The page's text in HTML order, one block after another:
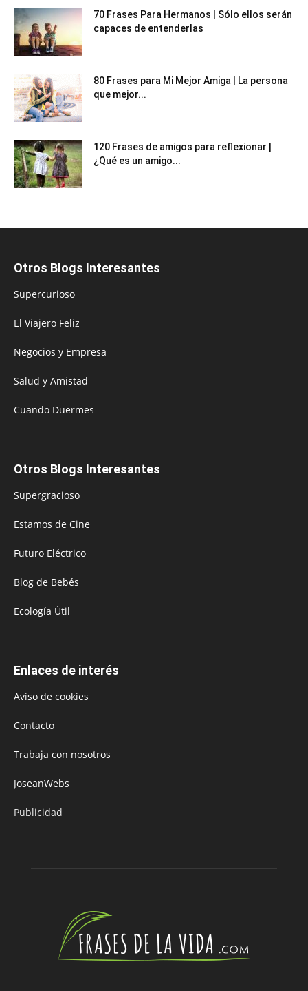
70 Frases Para Hermanos | Sólo ellos serán
capaces de entenderlas
80 Frases para Mi Mejor Amiga | La persona
que mejor...
120 Frases de amigos para reflexionar |
¿Qué es un amigo...
Otros Blogs Interesantes
Supercurioso
El Viajero Feliz
Negocios y Empresa
Salud y Amistad
Cuando Duermes
Otros Blogs Interesantes
Supergracioso
Estamos de Cine
Futuro Eléctrico
Blog de Bebés
Ecología Útil
Enlaces de interés
Aviso de cookies
Contacto
Trabaja con nosotros
JoseanWebs
Publicidad